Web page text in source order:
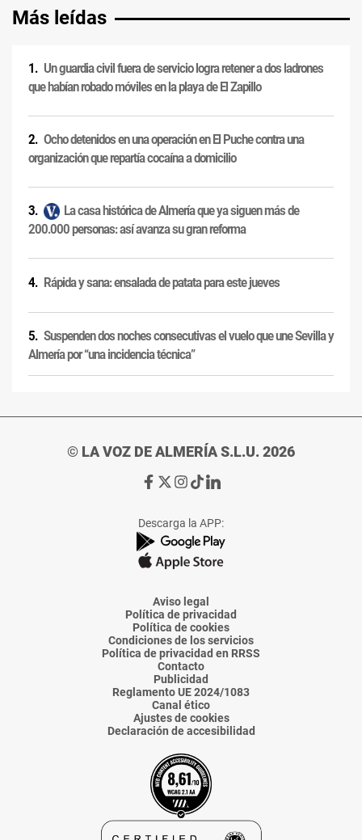
Más leídas
Un guardia civil fuera de servicio logra retener a dos ladrones
que habían robado móviles en la playa de El Zapillo
Ocho detenidos en una operación en El Puche contra una
organización que repartía cocaína a domicilio
La casa histórica de Almería que ya siguen más de
200.000 personas: así avanza su gran reforma
Rápida y sana: ensalada de patata para este jueves
Suspenden dos noches consecutivas el vuelo que une Sevilla y
Almería por “una incidencia técnica”
© LA VOZ DE ALMERÍA S.L.U. 2026
Ir
de
La
Voz
Almería
Ir
de
La
Voz
Almería
Ir
de
La
Voz
Almería
Ir
de
La
Voz
Almería
Ir
de
La
Voz
Descarga la APP:
Aviso legal
Política de privacidad
Política de cookies
Condiciones de los servicios
Política de privacidad en RRSS
Contacto
Publicidad
Reglamento UE 2024/1083
Canal ético
Ajustes de cookies
Declaración de accesibilidad